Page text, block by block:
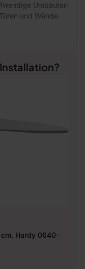
Umbauten
und Wände
Hardy 0640-